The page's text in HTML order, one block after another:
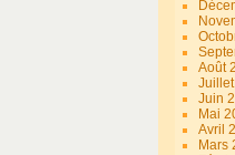
Août
Juin
Mai
Avril
Mars